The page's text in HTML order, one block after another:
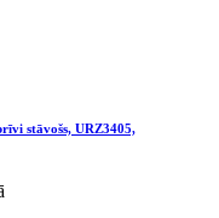
stāvošs, URZ3405,